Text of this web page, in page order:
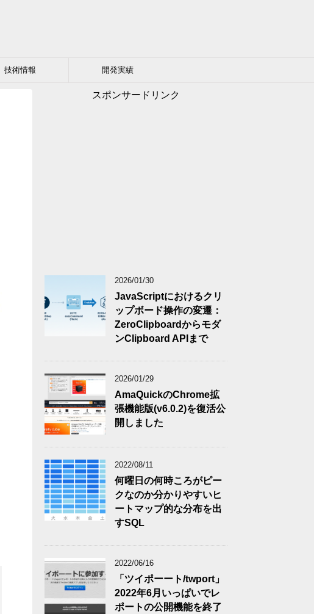
技術情報 開発実績
スポンサードリンク
2026/01/30
JavaScriptにおけるクリ
ップボード操作の変遷：
ZeroClipboardからモダ
ンClipboard APIまで
2026/01/29
AmaQuickのChrome拡
張機能版(v6.0.2)を復活公
開しました
2022/08/11
何曜日の何時ころがピー
クなのか分かりやすいヒ
ートマップ的な分布を出
すSQL
2022/06/16
「ツイポーート/twport」
2022年6月いっぱいでレ
ポートの公開機能を終了